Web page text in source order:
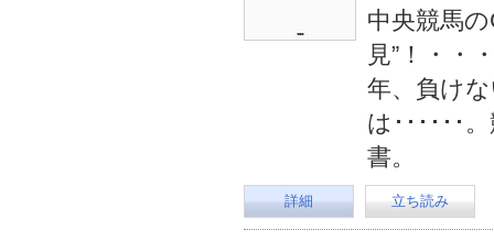
中央競馬
見”！・・
年、負け
は･･････
書。
詳細 立ち読み